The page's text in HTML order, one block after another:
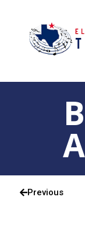
Previous